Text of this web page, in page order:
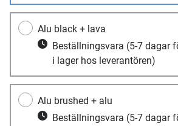
Alu black + lava
Beställningsvara (5-7 dagar
i lager hos leverantören)
Alu brushed + alu
Beställningsvara (5-7 dagar